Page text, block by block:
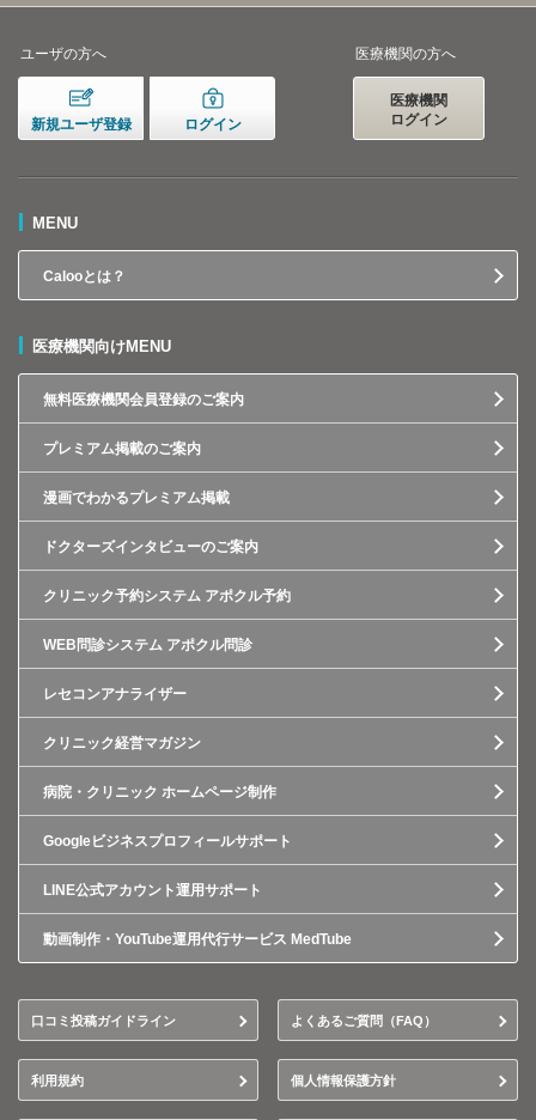
ユーザの方へ
新規ユーザ登録 ログイン
医療機関の方へ
医療機関
ログイン
MENU
Calooとは？
医療機関向けMENU
無料医療機関会員登録のご案内
プレミアム掲載のご案内
漫画でわかるプレミアム掲載
ドクターズインタビューのご案内
クリニック予約システム アポクル予約
WEB問診システム アポクル問診
レセコンアナライザー
クリニック経営マガジン
病院・クリニック ホームページ制作
Googleビジネスプロフィールサポート
LINE公式アカウント運用サポート
動画制作・YouTube運用代行サービス MedTube
口コミ投稿ガイドライン よくあるご質問（FAQ）
利用規約 個人情報保護方針